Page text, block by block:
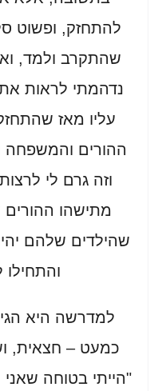
להתחזק, ופשוט
שהתקרב ולמד,
נדהמתי לראות את
עליו מאז
ההורים והמשפחה
וזה גרם לי
מתישהו ההורים
שהילדים שלהם
והתחילו
למדרשה היא
כמעט – חצאית,
"הייתי בטוחה